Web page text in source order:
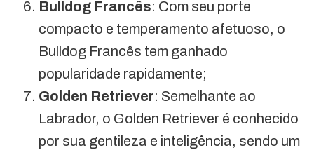
Bulldog Francês: Com seu porte
compacto e temperamento afetuoso, o
Bulldog Francês tem ganhado
popularidade rapidamente;
Golden Retriever: Semelhante ao
Labrador, o Golden Retriever é conhecido
por sua gentileza e inteligência, sendo um